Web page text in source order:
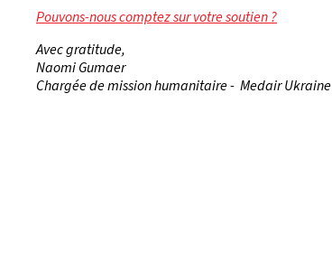
Pouvons-nous comptez sur votre soutien ?
Avec gratitude,
Naomi Gumaer
Chargée de mission humanitaire - Medair Ukraine